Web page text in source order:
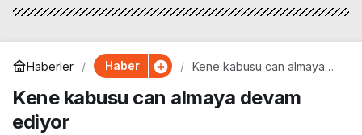
Haberler Haber
Kene kabusu can almaya
Kene kabusu can almaya devam
ediyor